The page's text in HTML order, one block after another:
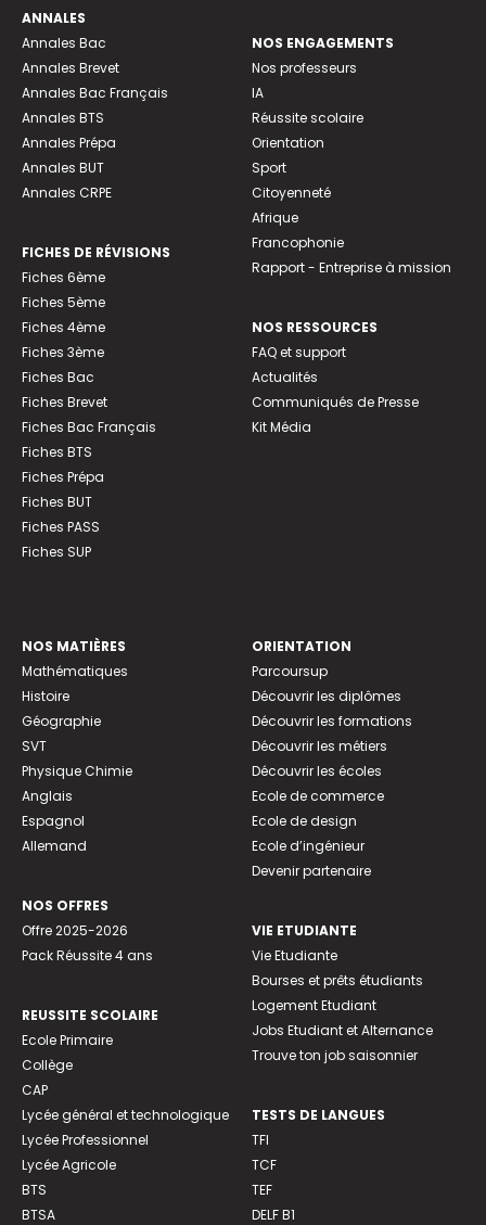
ANNALES
Annales Bac
Annales Brevet
Annales Bac Français
Annales BTS
Annales Prépa
Annales BUT
Annales CRPE
FICHES DE RÉVISIONS
Fiches 6ème
Fiches 5ème
Fiches 4ème
Fiches 3ème
Fiches Bac
Fiches Brevet
Fiches Bac Français
Fiches BTS
Fiches Prépa
Fiches BUT
Fiches PASS
Fiches SUP
NOS ENGAGEMENTS
Nos professeurs
IA
Réussite scolaire
Orientation
Sport
Citoyenneté
Afrique
Francophonie
Rapport - Entreprise à mission
NOS RESSOURCES
FAQ et support
Actualités
Communiqués de Presse
Kit Média
NOS MATIÈRES
Mathématiques
Histoire
Géographie
SVT
Physique Chimie
Anglais
Espagnol
Allemand
NOS OFFRES
Offre 2025-2026
Pack Réussite 4 ans
REUSSITE SCOLAIRE
Ecole Primaire
Collège
CAP
Lycée général et technologique
Lycée Professionnel
Lycée Agricole
BTS
BTSA
ORIENTATION
Parcoursup
Découvrir les diplômes
Découvrir les formations
Découvrir les métiers
Découvrir les écoles
Ecole de commerce
Ecole de design
Ecole d’ingénieur
Devenir partenaire
VIE ETUDIANTE
Vie Etudiante
Bourses et prêts étudiants
Logement Etudiant
Jobs Etudiant et Alternance
Trouve ton job saisonnier
TESTS DE LANGUES
TFI
TCF
TEF
DELF B1